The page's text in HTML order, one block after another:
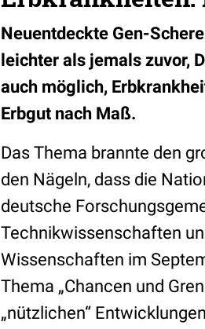
Neuentdeckte Gen-
leichter als jemals zuvor,
auch möglich,
Erbgut nach Maß.
Das Thema brannte den
den Nägeln, dass die
deutsche
Technikwissenschaften
Wissenschaften im
Thema „Chancen und
„nützlichen“